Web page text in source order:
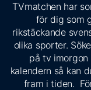
TVmatchen har
för dig som
rikstäckande
olika sporter.
på tv imorgon
kalendern så kan
fram i tiden.